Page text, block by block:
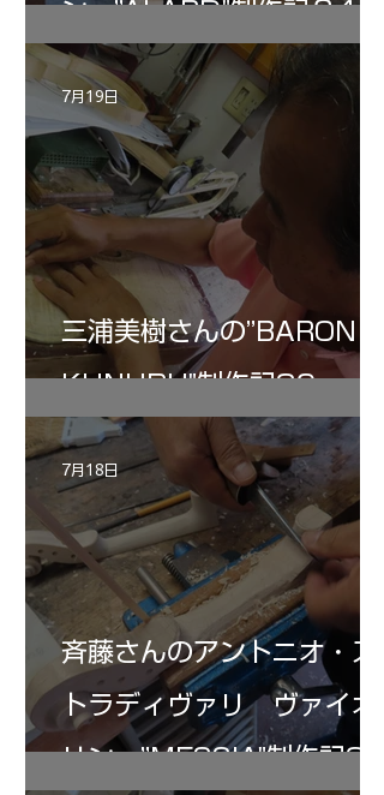
ン ”ALARD"制作記３4
三浦美樹さんの”BARON・
KUNUPU"制作記30
7月19日
斉藤さんのアントニオ・ス
トラディヴァリ ヴァイオ
リン ”MESSIA"制作記32
7月18日